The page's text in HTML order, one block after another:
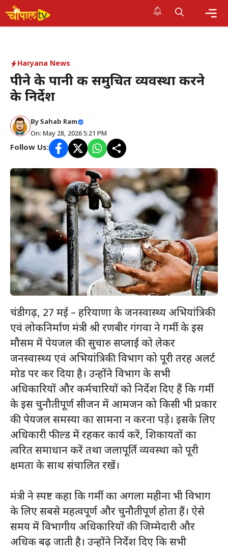
Skip
to
Haryana News
पीने के पानी की समुचित व्यवस्था करने
के निर्देश
By Sahab Ram
On: May 28, 2026 5:21 PM
Follow Us:
चंडीगढ़, 27 मई – हरियाणा के जनस्वास्थ्य अभियांत्रिकी
एवं लोकनिर्माण मंत्री श्री रणबीर गंगवा ने गर्मी के इस
मौसम में पेयजल की सुचारु सप्लाई को लेकर
जनस्वास्थ्य एवं अभियांत्रिकी विभाग को पूरी तरह अलर्ट
मोड पर कर दिया है। उन्होंने विभाग के सभी
अधिकारियों और कर्मचारियों को निर्देश दिए हैं कि गर्मी
के इस चुनौतीपूर्ण सीजन में आमजन को किसी भी प्रकार
की पेयजल समस्या का सामना न करना पड़े। इसके लिए
अधिकारी फील्ड में रहकर कार्य करें, शिकायतों का
त्वरित समाधान करें तथा जलापूर्ति व्यवस्था को पूरी
क्षमता के साथ संचालित रखें।
मंत्री ने स्पष्ट कहा कि गर्मी का अगला महीना भी विभाग
के लिए सबसे महत्वपूर्ण और चुनौतीपूर्ण होता हैं। ऐसे
समय में विभागीय अधिकारियों की जिम्मेदारी और
अधिक बढ़ जाती है। उन्होंने निर्देश दिए कि सभी